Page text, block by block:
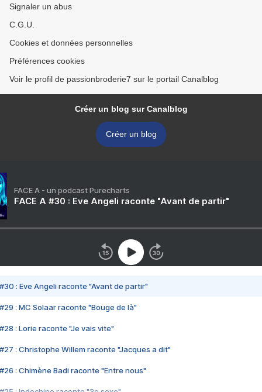
Signaler un abus
C.G.U.
Cookies et données personnelles
Préférences cookies
Voir le profil de passionbroderie7 sur le portail Canalblog
Créer un blog sur Canalblog
Créer un blog
FACE A - un podcast Purecharts
FACE A #30 : Eve Angeli raconte "Avant de partir"
#30 : Eve Angeli raconte "Avant de partir"
#29 : MC Solaar raconte "Bouge de là"
#28 : Lorie raconte "Je vais vite"
#27 : Christophe Willem raconte "Jacques a dit"
#26 : Chimène Badi raconte "Entre nous"